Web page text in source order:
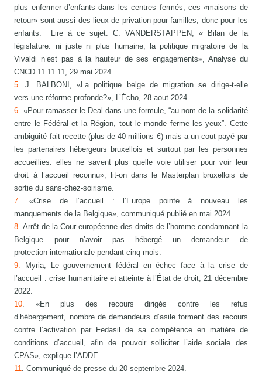
plus enfermer d’enfants dans les centres fermés, ces «maisons de
retour» sont aussi des lieux de privation pour familles, donc pour les
enfants. Lire à ce sujet: C. VANDERSTAPPEN, « Bilan de la
législature: ni juste ni plus humaine, la politique migratoire de la
Vivaldi n’est pas à la hauteur de ses engagements», Analyse du
CNCD 11.11.11, 29 mai 2024.
5. J. BALBONI, «La politique belge de migration se dirige-t-elle
vers une réforme profonde?», L’Écho, 28 aout 2024.
6. «Pour ramasser le Deal dans une formule, “au nom de la solidarité
entre le Fédéral et la Région, tout le monde ferme les yeux”. Cette
ambigüité fait recette (plus de 40 millions €) mais a un cout payé par
les partenaires hébergeurs bruxellois et surtout par les personnes
accueillies: elles ne savent plus quelle voie utiliser pour voir leur
droit à l’accueil reconnu», lit-on dans le Masterplan bruxellois de
sortie du sans-chez-soirisme.
7. «Crise de l’accueil : l’Europe pointe à nouveau les
manquements de la Belgique», communiqué publié en mai 2024.
8. Arrêt de la Cour européenne des droits de l’homme condamnant la
Belgique pour n’avoir pas hébergé un demandeur de
protection internationale pendant cinq mois.
9. Myria, Le gouvernement fédéral en échec face à la crise de
l’accueil : crise humanitaire et atteinte à l’État de droit, 21 décembre
2022.
10. «En plus des recours dirigés contre les refus
d’hébergement, nombre de demandeurs d’asile forment des recours
contre l’activation par Fedasil de sa compétence en matière de
conditions d’accueil, afin de pouvoir solliciter l’aide sociale des
CPAS», explique l’ADDE.
11. Communiqué de presse du 20 septembre 2024.